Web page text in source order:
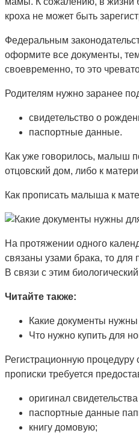
кроха не может быть
Федеральным
оформите все документы,
своевременно, то это
Родителям нужно заранее
свидетельство о
паспортные данные.
Как уже говорилось, малыш
отцовский дом, либо к
Как прописать малыша к
На протяжении одного
связаны узами брака, то для
В связи с этим
Читайте также:
Какие документы
Что нужно купить для
Регистрационную процедуру
прописки требуется
оригинал
паспортные данные
книгу домовую;